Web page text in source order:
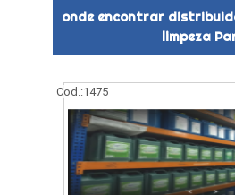
onde encontrar
limpeza
Cod.:1475